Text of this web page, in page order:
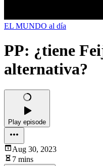
EL MUNDO al día
PP: ¿tiene
alternativa?
Play episode
Aug 30, 2023
7 mins